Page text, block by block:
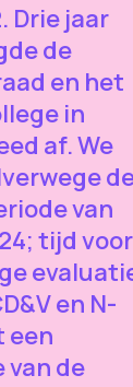
Drie jaar
de
en het
in
af. We
van
tijd voor
en N-
een
de